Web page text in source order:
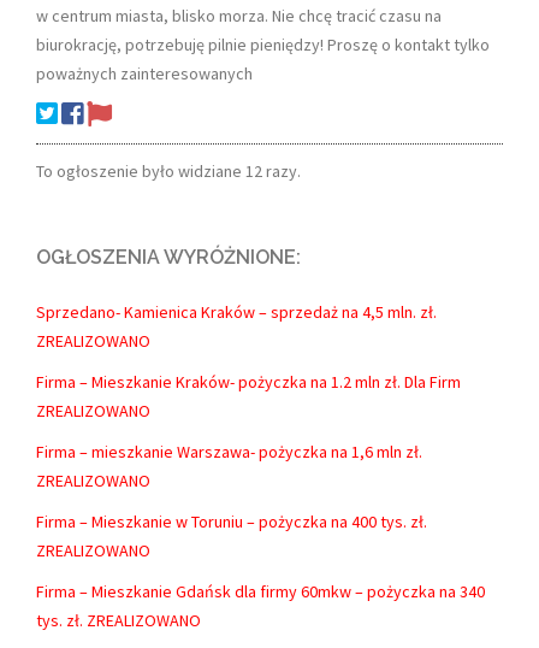
w centrum miasta, blisko morza. Nie chcę tracić czasu na
biurokrację, potrzebuję pilnie pieniędzy! Proszę o kontakt tylko
poważnych zainteresowanych
To ogłoszenie było widziane 12 razy.
OGŁOSZENIA WYRÓŻNIONE:
Sprzedano- Kamienica Kraków – sprzedaż na 4,5 mln. zł.
ZREALIZOWANO
Firma – Mieszkanie Kraków- pożyczka na 1.2 mln zł. Dla Firm
ZREALIZOWANO
Firma – mieszkanie Warszawa- pożyczka na 1,6 mln zł.
ZREALIZOWANO
Firma – Mieszkanie w Toruniu – pożyczka na 400 tys. zł.
ZREALIZOWANO
Firma – Mieszkanie Gdańsk dla firmy 60mkw – pożyczka na 340
tys. zł. ZREALIZOWANO